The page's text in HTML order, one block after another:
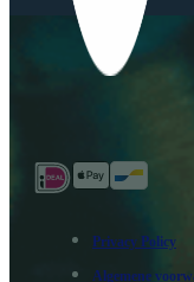
Privacy Policy
Algemene